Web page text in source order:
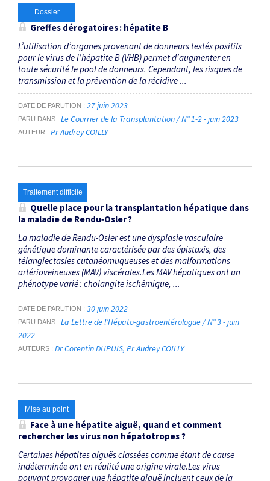
Dossier
Greffes dérogatoires : hépatite B
L’utilisation d’organes provenant de donneurs testés positifs
pour le virus de l’hépatite B (VHB) permet d’augmenter en
toute sécurité le pool de donneurs. Cependant, les risques de
transmission et la prévention de la récidive ...
DATE DE PARUTION 27 juin 2023
PARU DANS Le Courrier de la Transplantation / N° 1-2 - juin 2023
AUTEUR Pr Audrey COILLY
Traitement difficile
Quelle place pour la transplantation hépatique dans
la maladie de Rendu‑Osler ?
La maladie de Rendu-Osler est une dysplasie vasculaire
génétique dominante caractérisée par des ­épistaxis, des
télangiectasies cutanéomuqueuses et des malformations
artérioveineuses (MAV) viscérales.Les MAV hépatiques ont un
phénotype varié : cholangite ischémique, ...
DATE DE PARUTION 30 juin 2022
PARU DANS
La Lettre de l’Hépato-gastroentérologue / N° 3 - juin
2022
AUTEURS Dr Corentin DUPUIS Pr Audrey COILLY
Mise au point
Face à une hépatite aiguë, quand et comment
rechercher les virus non hépatotropes ?
Certaines hépatites aiguës classées comme étant de cause
indéterminée ont en réalité une origine virale.Les virus
pouvant provoquer une hépatite aiguë incluent ceux de la